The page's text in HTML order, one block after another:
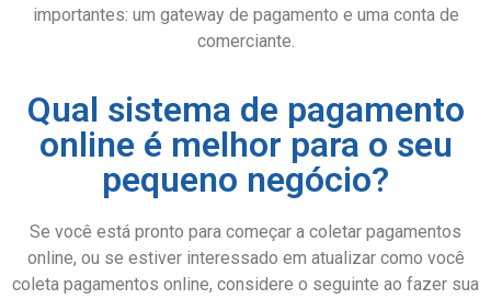
importantes: um gateway de pagamento e uma conta de
comerciante.
Qual sistema de pagamento
online é melhor para o seu
pequeno negócio?
Se você está pronto para começar a coletar pagamentos
online, ou se estiver interessado em atualizar como você
coleta pagamentos online, considere o seguinte ao fazer sua